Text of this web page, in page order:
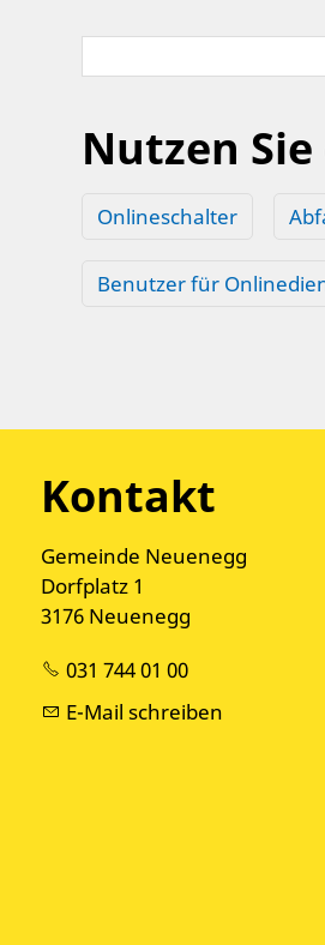
Nutzen
Onlineschalter
Benutzer für
Kontakt
Gemeinde Neuenegg
Dorfplatz 1
3176 Neuenegg
031 744 01 00
E-Mail schreiben